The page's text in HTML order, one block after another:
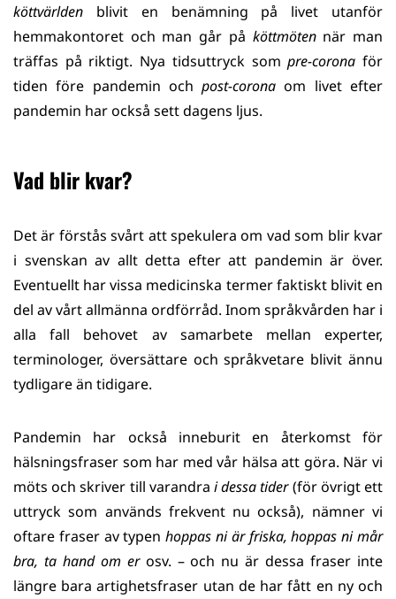
köttvärlden blivit en benämning på livet utanför
hemmakontoret och man går på köttmötennär man
träffas på riktigt. Nya tidsuttryck sompre-coronaför
tiden före pandemin ochpost-corona om livet efter
pandemin har också sett dagens ljus.
Vad blir kvar?
Det är förstås svårt att spekulera om vad som blir kvar
i svenskan av allt detta efter att pandemin är över.
Eventuellt har vissa medicinska termer faktiskt blivit en
del av vårt allmänna ordförråd. Inom språkvården har i
alla fall behovet av samarbete mellan experter,
terminologer, översättare och språkvetare blivit ännu
tydligare än tidigare.
Pandemin har också inneburit en återkomst för
hälsningsfraser som har med vår hälsa att göra. När vi
möts och skriver till varandra i dessa tider(för övrigt ett
uttryck som används frekvent nu också), nämner vi
oftare fraser av typenhoppas ni är friska, hoppas ni mår
bra, ta hand om erosv. – och nu är dessa fraser inte
längre bara artighetsfraser utan de har fått en ny och